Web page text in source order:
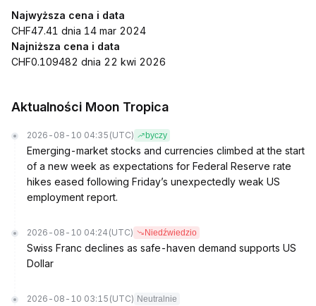
Najwyższa cena i data
CHF47.41 dnia 14 mar 2024
Najniższa cena i data
CHF0.109482 dnia 22 kwi 2026
Aktualności Moon Tropica
2026-08-10 04:35 (UTC) byczy
Emerging-market stocks and currencies climbed at the start
of a new week as expectations for Federal Reserve rate
hikes eased following Friday’s unexpectedly weak US
employment report.
2026-08-10 04:24 (UTC) Niedźwiedzio
Swiss Franc declines as safe-haven demand supports US
Dollar
2026-08-10 03:15 (UTC) Neutralnie